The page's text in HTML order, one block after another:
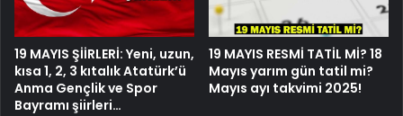
19 MAYIS ŞİİRLERİ: Yeni, uzun,
kısa 1, 2, 3 kıtalık Atatürk’ü
Anma Gençlik ve Spor
Bayramı şiirleri…
19 MAYIS RESMİ TATİL Mİ? 18
Mayıs yarım gün tatil mi?
Mayıs ayı takvimi 2025!